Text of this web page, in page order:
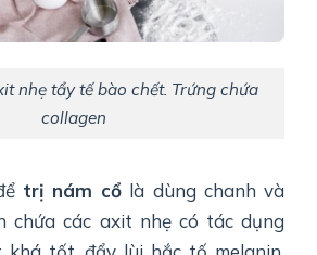
nhẹ tẩy tế bào chết. Trứng chứa
collagen
trị nám cổ là dùng chanh và
chứa các axit nhẹ có tác dụng